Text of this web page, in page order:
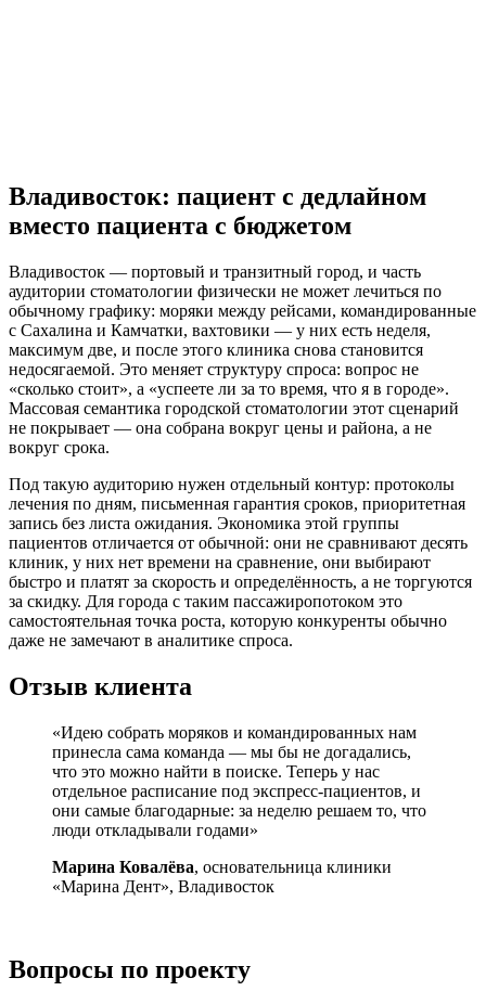
Владивосток: пациент с дедлайном
вместо пациента с бюджетом
Владивосток — портовый и транзитный город, и часть
аудитории стоматологии физически не может лечиться по
обычному графику: моряки между рейсами, командированные
с Сахалина и Камчатки, вахтовики — у них есть неделя,
максимум две, и после этого клиника снова становится
недосягаемой. Это меняет структуру спроса: вопрос не
«сколько стоит», а «успеете ли за то время, что я в городе».
Массовая семантика городской стоматологии этот сценарий
не покрывает — она собрана вокруг цены и района, а не
вокруг срока.
Под такую аудиторию нужен отдельный контур: протоколы
лечения по дням, письменная гарантия сроков, приоритетная
запись без листа ожидания. Экономика этой группы
пациентов отличается от обычной: они не сравнивают десять
клиник, у них нет времени на сравнение, они выбирают
быстро и платят за скорость и определённость, а не торгуются
за скидку. Для города с таким пассажиропотоком это
самостоятельная точка роста, которую конкуренты обычно
даже не замечают в аналитике спроса.
Отзыв клиента
«Идею собрать моряков и командированных нам
принесла сама команда — мы бы не догадались,
что это можно найти в поиске. Теперь у нас
отдельное расписание под экспресс-пациентов, и
они самые благодарные: за неделю решаем то, что
люди откладывали годами»
Марина Ковалёва, основательница клиники
«Марина Дент», Владивосток
Вопросы по проекту